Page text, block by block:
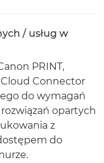
/ usług w
PRINT,
Connector
do wymagań
opartych
z
do